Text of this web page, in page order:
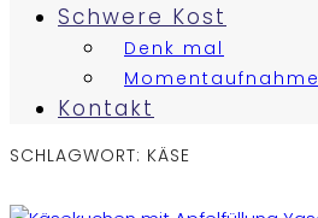
Schwere Kost
Denk mal
Momentaufnahme
Kontakt
SCHLAGWORT: KÄSE